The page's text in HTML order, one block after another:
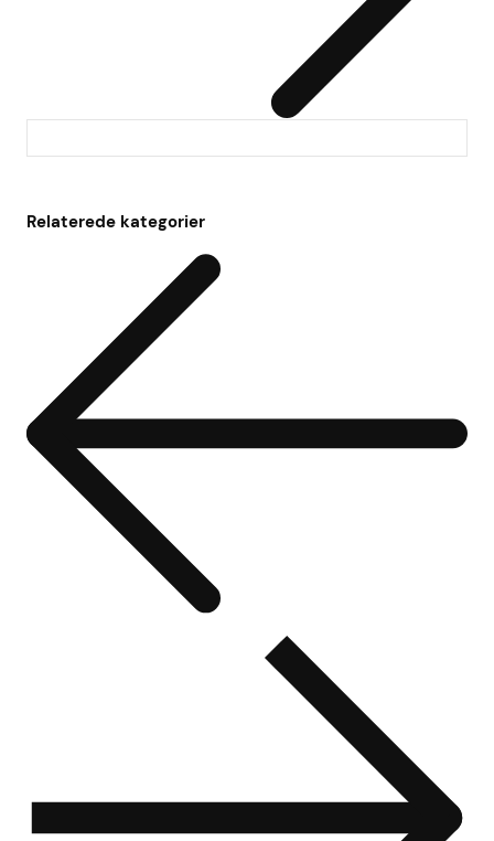
Relaterede kategorier